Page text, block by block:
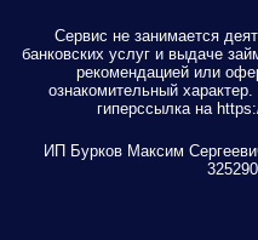
Сервис не занимается
банковских услуг и выдаче
рекомендацией или
ознакомительный
гиперссылка на
ИП Бурков Максим